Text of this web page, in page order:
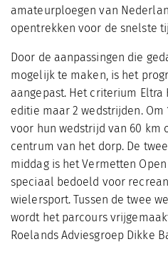
amateurploegen van
opentrekken voor de snelste
Door de aanpassingen die
mogelijk te maken, is het
aangepast. Het criterium Eltra
editie maar 2 wedstrijden.
voor hun wedstrijd van 60 km
centrum van het dorp. De
middag is het Vermetten
speciaal bedoeld voor
wielersport. Tussen de twee
wordt het parcours
Roelands Adviesgroep Dikke